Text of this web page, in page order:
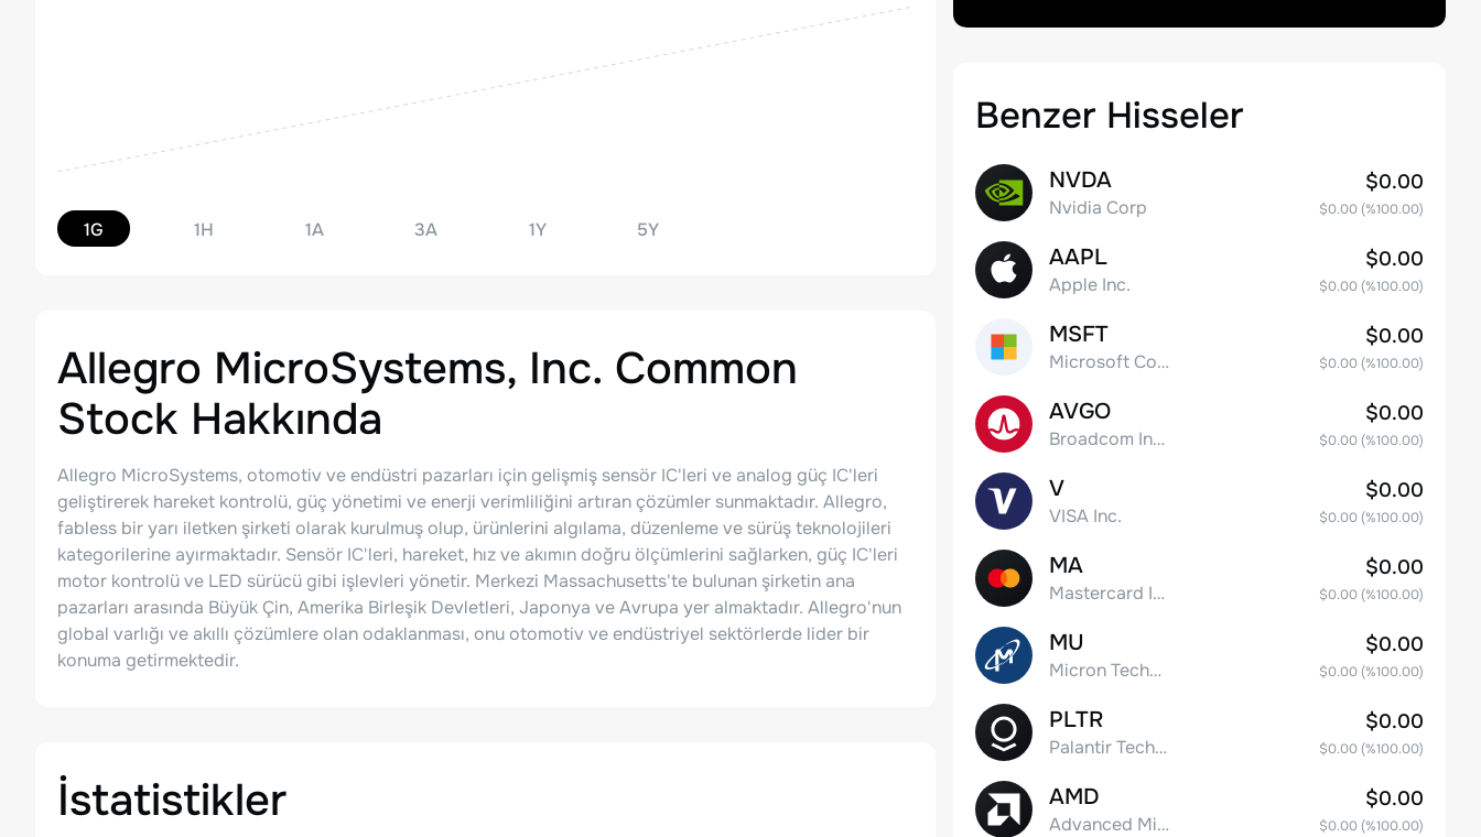
1G 1H 1A 3A 1Y 5Y
Allegro MicroSystems, Inc. Common
Stock Hakkında
Allegro MicroSystems, otomotiv ve endüstri pazarları için gelişmiş sensör IC'leri ve analog güç IC'leri
geliştirerek hareket kontrolü, güç yönetimi ve enerji verimliliğini artıran çözümler sunmaktadır. Allegro,
fabless bir yarı iletken şirketi olarak kurulmuş olup, ürünlerini algılama, düzenleme ve sürüş teknolojileri
kategorilerine ayırmaktadır. Sensör IC'leri, hareket, hız ve akımın doğru ölçümlerini sağlarken, güç IC'leri
motor kontrolü ve LED sürücü gibi işlevleri yönetir. Merkezi Massachusetts'te bulunan şirketin ana
pazarları arasında Büyük Çin, Amerika Birleşik Devletleri, Japonya ve Avrupa yer almaktadır. Allegro'nun
global varlığı ve akıllı çözümlere olan odaklanması, onu otomotiv ve endüstriyel sektörlerde lider bir
konuma getirmektedir.
İstatistikler
Benzer Hisseler
NVDA
Nvidia Corp
$0.00
$0.00(%100.00)
AAPL
Apple Inc.
$0.00
$0.00(%100.00)
MSFT
Microsoft Corp
$0.00
$0.00(%100.00)
AVGO
Broadcom Inc. Common Stock
$0.00
$0.00(%100.00)
V
VISA Inc.
$0.00
$0.00(%100.00)
MA
Mastercard Incorporated
$0.00
$0.00(%100.00)
MU
Micron Technology, Inc.
$0.00
$0.00(%100.00)
PLTR
Palantir Technologies Inc. Class A Common Stock
$0.00
$0.00(%100.00)
AMD
Advanced Micro Devices
$0.00
$0.00(%100.00)